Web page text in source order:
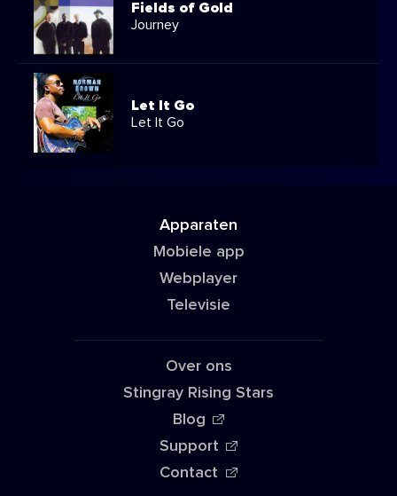
Fields of Gold
Journey
Let It Go
Let It Go
Apparaten
Mobiele app
Webplayer
Televisie
Over ons
Stingray Rising Stars
Blog
Support
Contact